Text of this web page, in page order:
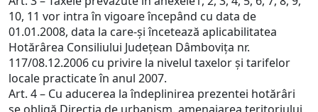
10, 11 vor intra în vigoare începând cu data de
01.01.2008, data la care-şi încetează aplicabilitatea
Hotărârea Consiliului Judeţean Dâmboviţa nr.
117/08.12.2006 cu privire la nivelul taxelor şi tarifelor
locale practicate în anul 2007.
Art. 4 – Cu aducerea la îndeplinirea prezentei hotărâri